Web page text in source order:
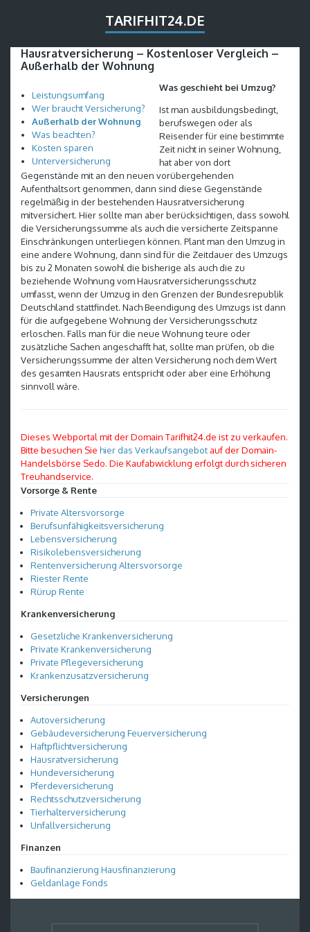
TARIFHIT24.DE
Hausratversicherung – Kostenloser Vergleich –
Außerhalb der Wohnung
Leistungsumfang
Wer braucht Versicherung?
Außerhalb der Wohnung
Was beachten?
Kosten sparen
Unterversicherung
Was geschieht bei Umzug?
Ist man ausbildungsbedingt,
berufswegen oder als
Reisender für eine bestimmte
Zeit nicht in seiner Wohnung,
hat aber von dort
Gegenstände mit an den neuen vorübergehenden
Aufenthaltsort genommen, dann sind diese Gegenstände
regelmäßig in der bestehenden Hausratversicherung
mitversichert. Hier sollte man aber berücksichtigen, dass sowohl
die Versicherungssumme als auch die versicherte Zeitspanne
Einschränkungen unterliegen können. Plant man den Umzug in
eine andere Wohnung, dann sind für die Zeitdauer des Umzugs
bis zu 2 Monaten sowohl die bisherige als auch die zu
beziehende Wohnung vom Hausratversicherungsschutz
umfasst, wenn der Umzug in den Grenzen der Bundesrepublik
Deutschland stattfindet. Nach Beendigung des Umzugs ist dann
für die aufgegebene Wohnung der Versicherungsschutz
erloschen. Falls man für die neue Wohnung teure oder
zusätzliche Sachen angeschafft hat, sollte man prüfen, ob die
Versicherungssumme der alten Versicherung noch dem Wert
des gesamten Hausrats entspricht oder aber eine Erhöhung
sinnvoll wäre.
Dieses Webportal mit der Domain Tarifhit24.de ist zu verkaufen.
Bitte besuchen Sie hier das Verkaufsangebot auf der Domain-
Handelsbörse Sedo. Die Kaufabwicklung erfolgt durch sicheren
Treuhandservice.
Vorsorge & Rente
Private Altersvorsorge
Berufsunfähigkeitsversicherung
Lebensversicherung
Risikolebensversicherung
Rentenversicherung Altersvorsorge
Riester Rente
Rürup Rente
Krankenversicherung
Gesetzliche Krankenversicherung
Private Krankenversicherung
Private Pflegeversicherung
Krankenzusatzversicherung
Versicherungen
Autoversicherung
Gebäudeversicherung Feuerversicherung
Haftpflichtversicherung
Hausratversicherung
Hundeversicherung
Pferdeversicherung
Rechtsschutzversicherung
Tierhalterversicherung
Unfallversicherung
Finanzen
Baufinanzierung Hausfinanzierung
Geldanlage Fonds